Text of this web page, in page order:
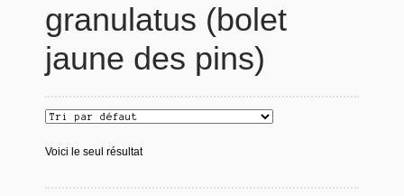
granulatus (bolet
jaune des pins)
Voici le seul résultat